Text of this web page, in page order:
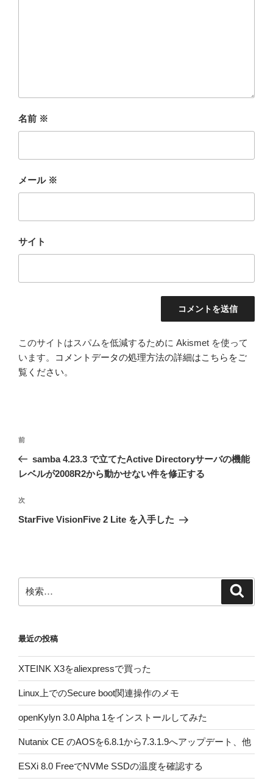
名前 ※
メール ※
サイト
このサイトはスパムを低減するために Akismet を使って
います。
コメントデータの処理方法の詳細はこちらをご
覧ください。
投
ナ
ゲ
ー
前
の
投
前
samba 4.23.3 で立てたActive Directoryサーバの機能
レベルが2008R2から動かせない件を修正する
次
の
次
StarFive VisionFive 2 Lite を入手した
索:
最近の投稿
XTEINK X3をaliexpressで買った
Linux上でのSecure boot関連操作のメモ
openKylyn 3.0 Alpha 1をインストールしてみた
Nutanix CE のAOSを6.8.1から7.3.1.9へアップデート、他
ESXi 8.0 FreeでNVMe SSDの温度を確認する